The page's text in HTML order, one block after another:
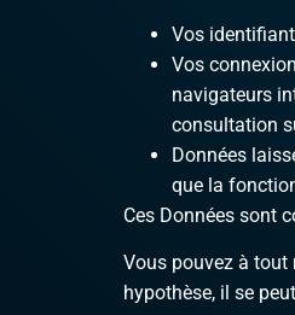
Vos
Vos
navigateurs
consultation
Données
que la
Ces Données sont
Vous pouvez à tout
hypothèse, il se